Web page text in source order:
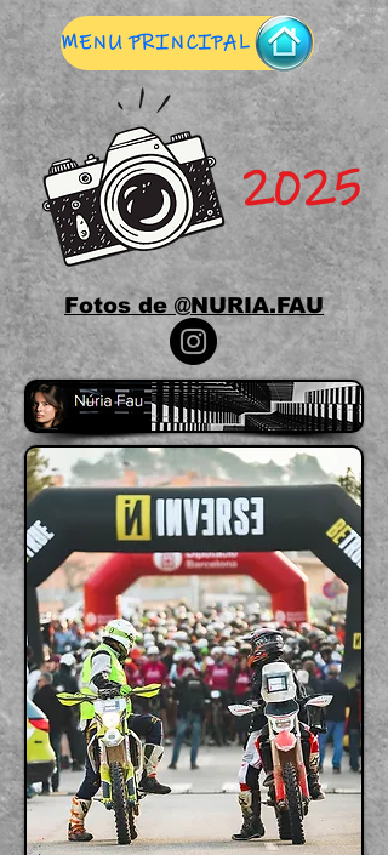
MENU PRINCIPAL
2025
Fotos de @NURIA.FAU